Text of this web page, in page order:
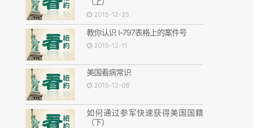
2015-12-25
教你认识 I-797表格上的案件号
2015-12-11
美国看病常识
2015-12-08
如何通过参军快速获得美国国籍
（下）